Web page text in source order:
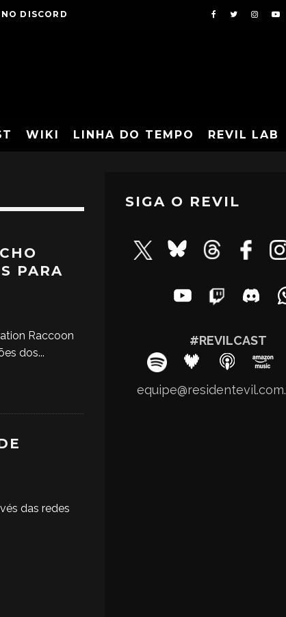
DISCORD
WIKI LINHA DO TEMPO REVIL LAB
PARA
Raccoon
dos...
das redes
SIGA O REVIL
#REVILCAST